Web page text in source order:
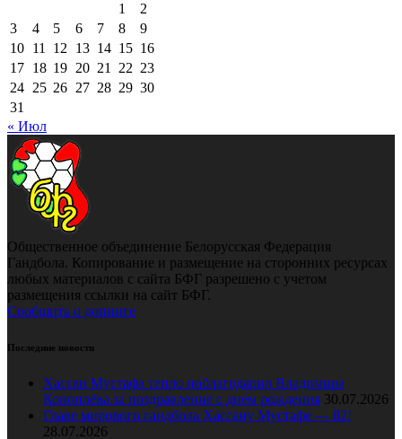
1
2
3
4 5 6 7 8
9
10 11 12 13 14 15 16
17 18 19 20 21 22 23
24 25 26 27 28 29 30
31
« Июл
Общественное объединение Белорусская Федерация
Гандбола. Копирование и размещение на сторонних ресурсах
любых материалов с сайта БФГ разрешено с учетом
размещения ссылки на сайт БФГ.
Сообщить о допинге
Последние новости
Хассан Мустафа тепло поблагодарил Владимира
Коноплёва за поздравление с днем рождения 30.07.2026
Главе мирового гандбола Хассану Мустафе — 82!
28.07.2026